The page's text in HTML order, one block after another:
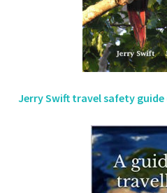
Jerry Swift travel safety guide